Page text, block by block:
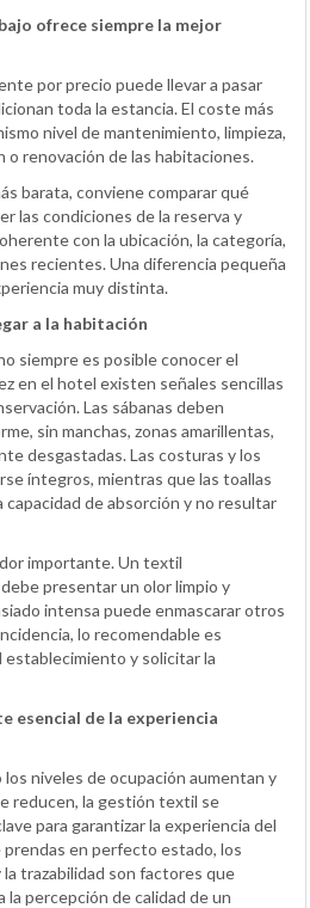
ofrece siempre la mejor
por precio puede llevar a pasar
toda la estancia. El coste más
nivel de mantenimiento, limpieza,
o renovación de las habitaciones.
barata, conviene comparar qué
las condiciones de la reserva y
con la ubicación, la categoría,
recientes. Una diferencia pequeña
muy distinta.
a la habitación
siempre es posible conocer el
en el hotel existen señales sencillas
Las sábanas deben
sin manchas, zonas amarillentas,
desgastadas. Las costuras y los
íntegros, mientras que las toallas
de absorción y no resultar
importante. Un textil
presentar un olor limpio y
intensa puede enmascarar otros
lo recomendable es
establecimiento y solicitar la
esencial de la experiencia
los niveles de ocupación aumentan y
reducen, la gestión textil se
para garantizar la experiencia del
en perfecto estado, los
trazabilidad son factores que
percepción de calidad de un